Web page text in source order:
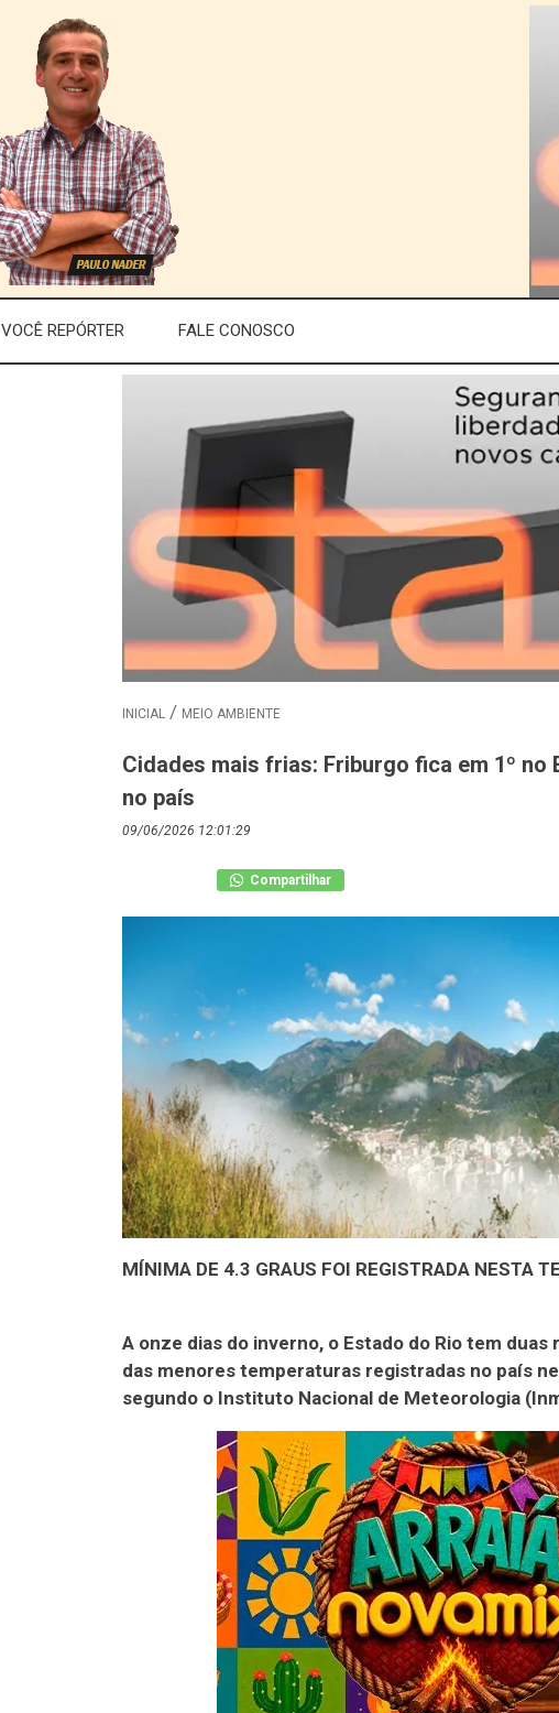
VOCÊ REPÓRTER FALE CONOSCO
INICIAL MEIO AMBIENTE
Cidades mais frias: Friburgo fica em 1º no
no país
09/06/2026 12:01:29
Compartilhar
MÍNIMA DE 4.3 GRAUS FOI REGISTRADA NESTA
A onze dias do inverno, o Estado do Rio tem
das menores temperaturas registradas no país
segundo o Instituto Nacional de Meteorologia